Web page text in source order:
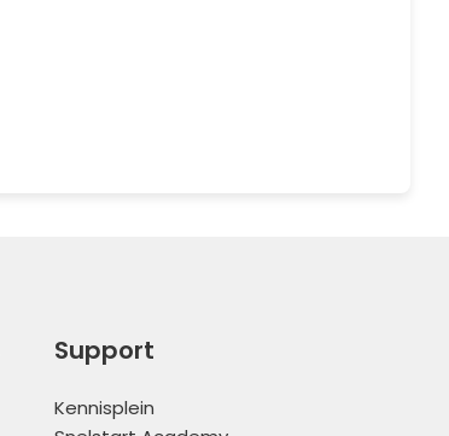
Support
Kennisplein